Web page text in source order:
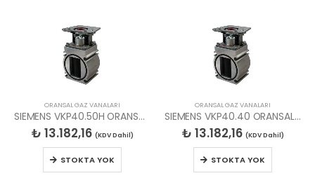
ORANSAL GAZ VANALARI
SIEMENS VKP40.50H ORANSAL GAZ AYAR VANASI
₺ 13.182,16(KDV Dahil)
STOKTA YOK
ORANSAL GAZ VANALARI
SIEMENS VKP40.40 ORANSAL GAZ AYAR VANASI
₺ 13.182,16(KDV Dahil)
STOKTA YOK